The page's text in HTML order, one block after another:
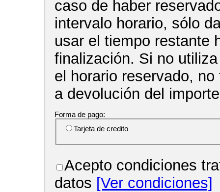
caso de haber
intervalo horario, sólo
usar el tiempo restante
finalización. Si no
el horario reservado,
a devolución del
Forma de pago:
Tarjeta de credito
Acepto condiciones
datos [Ver condiciones]